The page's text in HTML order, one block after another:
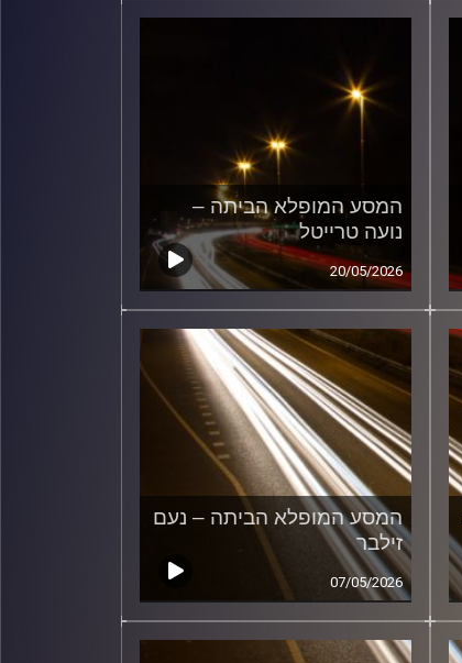
המסע המופלא הביתה –
נועה טרייטל
20/05/2026
המסע המופלא הביתה – נעם
זילבר
07/05/2026